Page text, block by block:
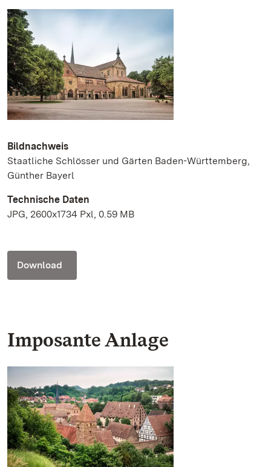
Bildnachweis
Staatliche Schlösser und Gärten Baden-Württemberg,
Günther Bayerl
Technische Daten
JPG, 2600x1734 Pxl, 0.59 MB
Download
Imposante Anlage